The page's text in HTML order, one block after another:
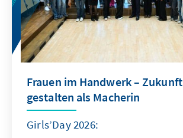
Frauen im Handwerk – Zukunft
gestalten als Macherin
Girls’Day 2026: